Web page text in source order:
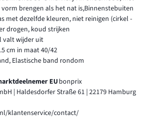
brengen als het nat is,Binnenstebuiten
met dezelfde kleuren, niet reinigen (cirkel -
drogen, koud strijken
valt wijder uit
cm in maat 40/42
Elastische band rondom
EUbonprix
| Haldesdorfer Straße 61 | 22179 Hamburg
klantenservice/contact/